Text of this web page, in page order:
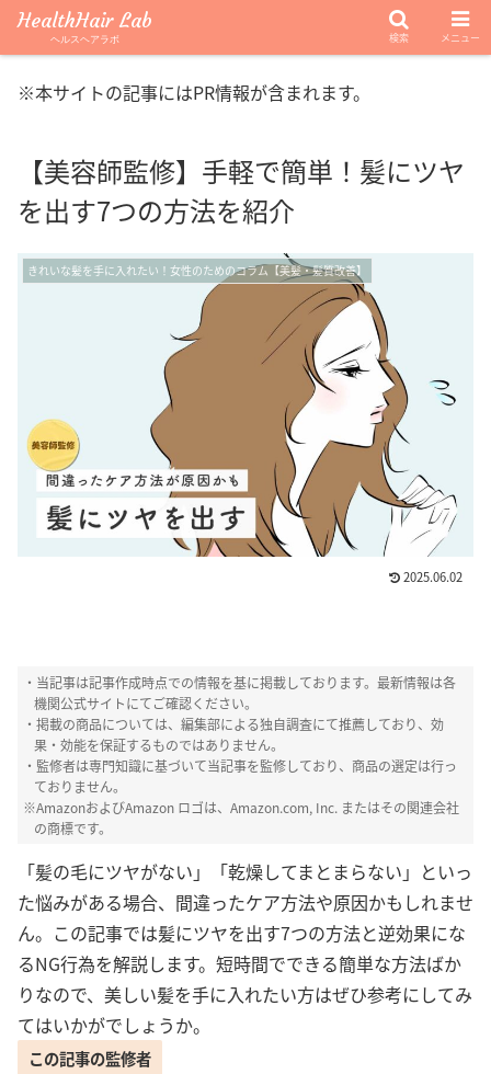
※本サイトの記事にはPR情報が含まれます。
【美容師監修】手軽で簡単！髪にツヤ
を出す7つの方法を紹介
きれいな髪を手に入れたい！女性のためのコラム【美髪・髪質改善】
2025.06.02
と運営指針に則り、厳正な管理のもと、女性
の髪や毛にまつわるテーマについて情報掲載
を行っております。髪や頭皮についての様々
なお悩みに対して、客観的かつ信頼性の高い
情報を提供できるよう心掛け、編集部による
独自調査を行った上で推薦しています。
・当記事は記事作成時点での情報を基に掲載しております。最新情報は各
機関公式サイトにてご確認ください。
・掲載の商品については、編集部による独自調査にて推薦しており、効
果・効能を保証するものではありません。
・監修者は専門知識に基づいて当記事を監修しており、商品の選定は行っ
ておりません。
※AmazonおよびAmazon ロゴは、Amazon.com, Inc. またはその関連会社
の商標です。
「髪の毛にツヤがない」「乾燥してまとまらない」といっ
た悩みがある場合、間違ったケア方法や原因かもしれませ
ん。この記事では髪にツヤを出す7つの方法と逆効果にな
るNG行為を解説します。短時間でできる簡単な方法ばか
りなので、美しい髪を手に入れたい方はぜひ参考にしてみ
てはいかがでしょうか。
この記事の監修者
HealthHair Lab
ヘルスヘアラボ 検索 メニュー